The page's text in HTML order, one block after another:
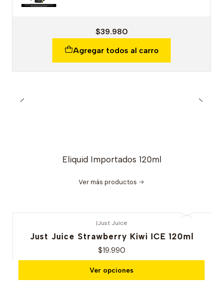
$39.980
Agregar todos al carro
Eliquid Importados 120ml
Ver más productos
|Just Juice
Just Juice Strawberry Kiwi ICE 120ml
$19.990
Ver opciones